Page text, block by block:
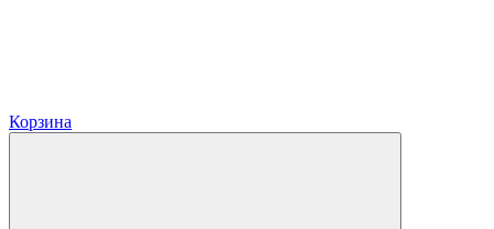
Корзина